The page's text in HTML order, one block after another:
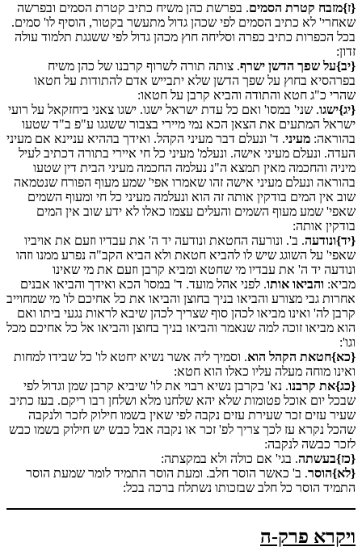
{ז}מזבח קטרת הסמים. בפרשת כהן משיח כתיב קטרת הסמים ובפרשה
שאחרי' לא כתיב הסמים לפי שכהן גדול מתעשר בקטור, הוסיף לו' סמים.
בכל הכפרות כתיב כפרה וסליחה חוץ מכהן גדול לפי ששגגת תלמוד עולה
זדון:
{יב}על שפך הדשן ישרף. צותה תורה לשרוף קרבנו של כהן משיח
בפרהסיא בחוץ על שפך הדשן שלא יתבייש אדם להתודות על חטאו
שהרי כ"ג חטא והתודה והביא קרבן על חטאו:
{יג}ישגו. שני' במסו' ואם כל עדת ישראל ישגו. ישגו צאני ביחזקאל על רועי
ישראל המתעים את הצאן הכא נמי מיירי בצבור ששגגו ע"פ ב"ד שטעו
בהוראה: מעיני. ד' ונעלם דבר מעיני הקהל. ואידך בההיא עניינא אם מעיני
העדה. ונעלם מעיני אישה. ונעלמ' מעיני כל חי איירי בתורה דכתיב לעיל
מיניה והחכמה מאין תמצא ה"נ נעלמה החכמה מעיני הבית דין שטעו
בהוראה ונעלם מעיני אישה זהו שאמרו אפי' שמע מעוף הפורח שנטמאה
שוב אין המים בודקין אותה זה הוא ונעלמה מעיני כל חי ומעוף השמים
שאפי' שמע מעוף השמים והעלים עצמו כאלו לא ידע שוב אין המים
בודקין אותה:
{יד}ונודעה. ב'. ונורעה החטאת ונודעה יד ה' את עבדיו וזעם את אויביו
שאפי' על השוגג שיש לו להביא חטאת ולא הביא הקב"ה נפרע ממנו וזהו
ונודעה יד ה' את עבדיו מי שחטא ומביא קרבן וזעם את מי שאינו
מביא: והביאו אותו. לפני אהל מועד. ד' במסו' הכא ואידך והביאו אבנים
אחרות גבי מצורע והביאו בניך בחוצן והביאו את כל אחיכם לו' מי שמחוייב
קרבן לה' ואינו מביאו לכהן סוף שצריך לכהן שיבא לראות נגעי ביתו ואם
הוא מביאו זוכה למה שנאמר והביאו בניך בחוצן והביאו אל כל אחיכם מכל
וגו':
{כא}חטאת הקהל הוא. וסמיך ליה אשר נשיא יחטא לו' כל שבידו למחות
ואינו מוחה מעלה עליו כאלו הוא חטא:
{כג}את קרבנו. נא' בקרבן נשיא רבוי את לו' שיביא קרבן שמן וגדול לפי
שבכל יום אוכל פטומות שלא יהא שלחנו מלא ושלחן רבו ריקם. בעז כתיב
שעיר עזים זכר שעירת עזים נקבה לפי שאין בשמו חילוק לזכר ולנקבה
שהכל נקרא עז לכך צריך לפ' זכר או נקבה אבל כבש יש חילוק בשמו כבש
לזכר כבשה לנקבה:
{כז}בעשתה. בגי' אם כולה ולא במקצתה:
{לא}הוסר. ב' כאשר הוסר חלב. ומעת הוסר התמיד לומר שמעת הוסר
התמיד הוסר כל חלב שבזכותו נשתלח ברכה בכל:
ויקרא פרק-ה